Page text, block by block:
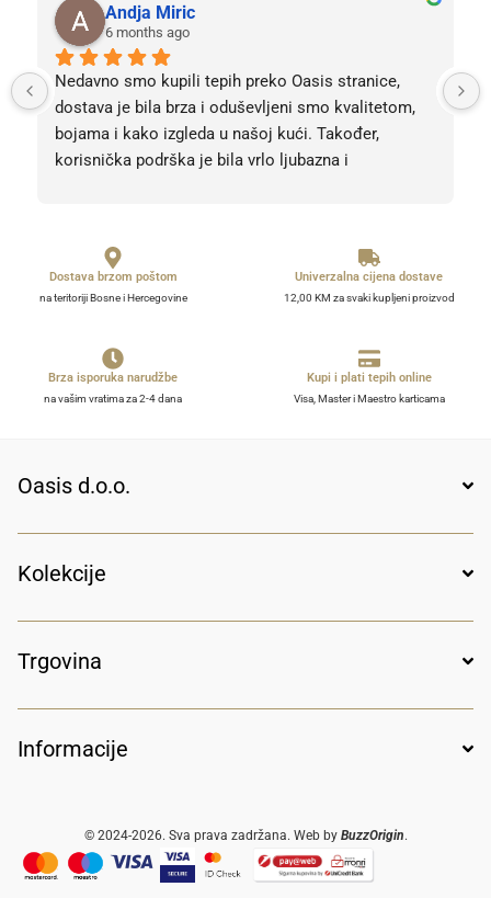
Andja Miric
6 months ago
Nedavno smo kupili tepih preko Oasis stranice,
dostava je bila brza i oduševljeni smo kvalitetom,
bojama i kako izgleda u našoj kući. Također,
korisnička podrška je bila vrlo ljubazna i
Dostava brzom poštom
na teritoriji Bosne i Hercegovine
Univerzalna cijena dostave
12,00 KM za svaki kupljeni proizvod
Brza isporuka narudžbe
na vašim vratima za 2-4 dana
Kupi i plati tepih online
Visa, Master i Maestro karticama
Oasis d.o.o.
Kolekcije
Trgovina
Informacije
© 2024-2026. Sva prava zadržana. Web by BuzzOrigin.